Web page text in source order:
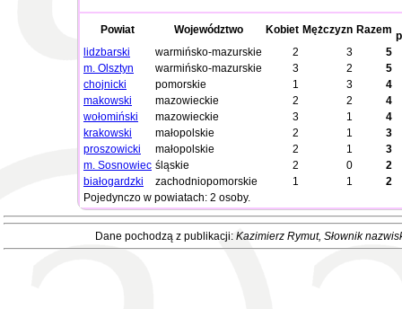
Powiat Województwo Kobiet Mężczyzn Razem
lidzbarski
warmińsko-mazurskie 2 3
5
m. Olsztyn
warmińsko-mazurskie 3 2
5
chojnicki
pomorskie 1 3
4
makowski
mazowieckie 2 2
4
wołomiński
mazowieckie 3 1
4
krakowski
małopolskie 2 1
3
proszowicki
małopolskie 2 1
3
m. Sosnowiec śląskie 2 0
2
białogardzki
zachodniopomorskie 1 1
2
Pojedynczo w powiatach: 2 osoby.
Dane pochodzą z publikacji: Kazimierz Rymut, Słownik